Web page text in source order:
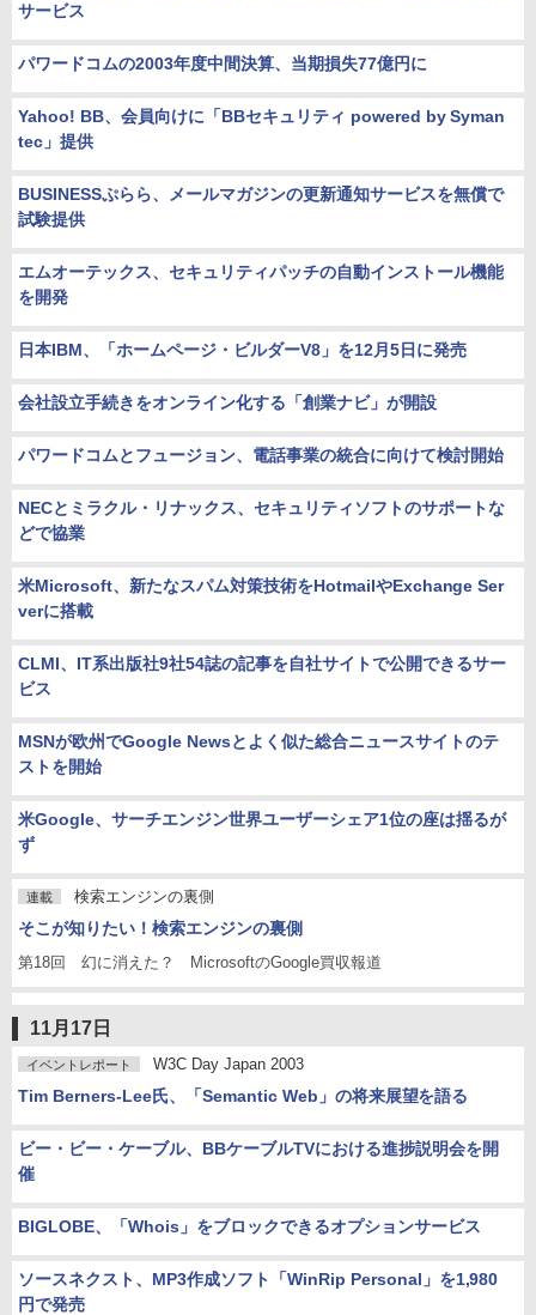
サービス
パワードコムの2003年度中間決算、当期損失77億円に
Yahoo! BB、会員向けに「BBセキュリティ powered by Syman
tec」提供
BUSINESSぷらら、メールマガジンの更新通知サービスを無償で
試験提供
エムオーテックス、セキュリティパッチの自動インストール機能
を開発
日本IBM、「ホームページ・ビルダーV8」を12月5日に発売
会社設立手続きをオンライン化する「創業ナビ」が開設
パワードコムとフュージョン、電話事業の統合に向けて検討開始
NECとミラクル・リナックス、セキュリティソフトのサポートな
どで協業
米Microsoft、新たなスパム対策技術をHotmailやExchange Ser
verに搭載
CLMI、IT系出版社9社54誌の記事を自社サイトで公開できるサー
ビス
MSNが欧州でGoogle Newsとよく似た総合ニュースサイトのテ
ストを開始
米Google、サーチエンジン世界ユーザーシェア1位の座は揺るが
ず
連載 検索エンジンの裏側
そこが知りたい！検索エンジンの裏側
第18回 幻に消えた？ MicrosoftのGoogle買収報道
11月17日
イベントレポート W3C Day Japan 2003
Tim Berners-Lee氏、「Semantic Web」の将来展望を語る
ビー・ビー・ケーブル、BBケーブルTVにおける進捗説明会を開
催
BIGLOBE、「Whois」をブロックできるオプションサービス
ソースネクスト、MP3作成ソフト「WinRip Personal」を1,980
円で発売